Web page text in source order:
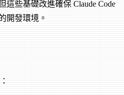
這些基礎改進確保 Claude Code
開發環境。